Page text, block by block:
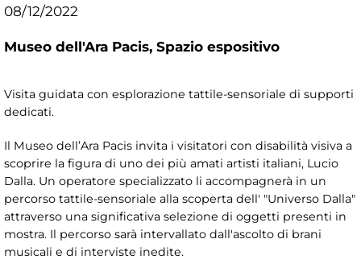
08/12/2022
Museo dell'Ara Pacis, Spazio espositivo
Visita guidata con esplorazione tattile-sensoriale di supporti
dedicati.
Il Museo dell’Ara Pacis invita i visitatori con disabilità visiva a
scoprire la figura di uno dei più amati artisti italiani, Lucio
Dalla. Un operatore specializzato li accompagnerà in un
percorso tattile-sensoriale alla scoperta dell' "Universo Dalla"
attraverso una significativa selezione di oggetti presenti in
mostra. Il percorso sarà intervallato dall'ascolto di brani
musicali e di interviste inedite.